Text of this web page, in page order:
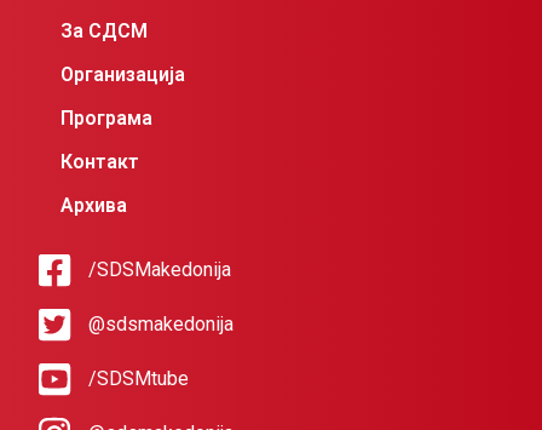
За СДСМ
Организација
Програма
Контакт
Архива
/SDSMakedonija
@sdsmakedonija
/SDSMtube